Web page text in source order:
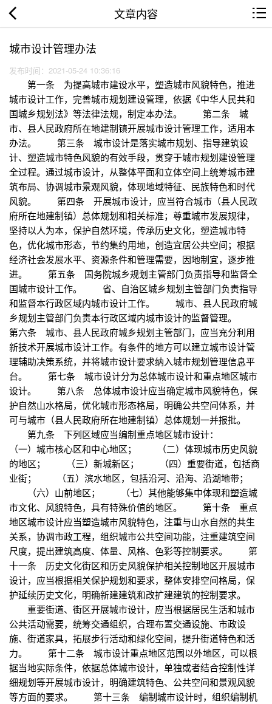
文章内容
城市设计管理办法
发布时间：2021-05-24 10:36:16
第一条 为提高城市建设水平，塑造城市风貌特色，推进
城市设计工作，完善城市规划建设管理，依据《中华人民共和
国城乡规划法》等法律法规，制定本办法。 第二条 城
市、县人民政府所在地建制镇开展城市设计管理工作，适用本
办法。 第三条 城市设计是落实城市规划、指导建筑设
计、塑造城市特色风貌的有效手段，贯穿于城市规划建设管理
全过程。通过城市设计，从整体平面和立体空间上统筹城市建
筑布局、协调城市景观风貌，体现地域特征、民族特色和时代
风貌。 第四条 开展城市设计，应当符合城市（县人民政
府所在地建制镇）总体规划和相关标准；尊重城市发展规律，
坚持以人为本，保护自然环境，传承历史文化，塑造城市特
色，优化城市形态，节约集约用地，创造宜居公共空间；根据
经济社会发展水平、资源条件和管理需要，因地制宜，逐步推
进。 第五条 国务院城乡规划主管部门负责指导和监督全
国城市设计工作。 省、自治区城乡规划主管部门负责指导
和监督本行政区域内城市设计工作。 城市、县人民政府城
乡规划主管部门负责本行政区域内城市设计的监督管理。
第六条 城市、县人民政府城乡规划主管部门，应当充分利用
新技术开展城市设计工作。有条件的地方可以建立城市设计管
理辅助决策系统，并将城市设计要求纳入城市规划管理信息平
台。 第七条 城市设计分为总体城市设计和重点地区城市
设计。 第八条 总体城市设计应当确定城市风貌特色，保
护自然山水格局，优化城市形态格局，明确公共空间体系，并
可与城市（县人民政府所在地建制镇）总体规划一并报批。
第九条 下列区域应当编制重点地区城市设计：
（一）城市核心区和中心地区； （二）体现城市历史风貌
的地区； （三）新城新区； （四）重要街道，包括商
业街； （五）滨水地区，包括沿河、沿海、沿湖地带；
（六）山前地区； （七）其他能够集中体现和塑造城
市文化、风貌特色，具有特殊价值的地区。 第十条 重点
地区城市设计应当塑造城市风貌特色，注重与山水自然的共生
关系，协调市政工程，组织城市公共空间功能，注重建筑空间
尺度，提出建筑高度、体量、风格、色彩等控制要求。 第
十一条 历史文化街区和历史风貌保护相关控制地区开展城市
设计，应当根据相关保护规划和要求，整体安排空间格局，保
护延续历史文化，明确新建建筑和改扩建建筑的控制要求。
重要街道、街区开展城市设计，应当根据居民生活和城市
公共活动需要，统筹交通组织，合理布置交通设施、市政设
施、街道家具，拓展步行活动和绿化空间，提升街道特色和活
力。 第十二条 城市设计重点地区范围以外地区，可以根
据当地实际条件，依据总体城市设计，单独或者结合控制性详
细规划等开展城市设计，明确建筑特色、公共空间和景观风貌
等方面的要求。 第十三条 编制城市设计时，组织编制机